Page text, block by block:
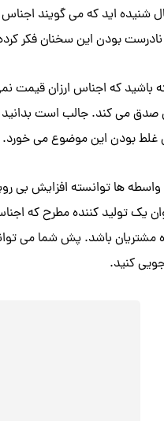
شنیده اید که می گویند
بودن این سخنان فکر
باشید که اجناس ارزان قیمت
می کند. جالب است بدانید
غلط بودن این موضوع می خورد.
ها توانسته افزایش بی
یک تولید کننده مطرح که
مشتریان باشد. پش شما می
کنید.